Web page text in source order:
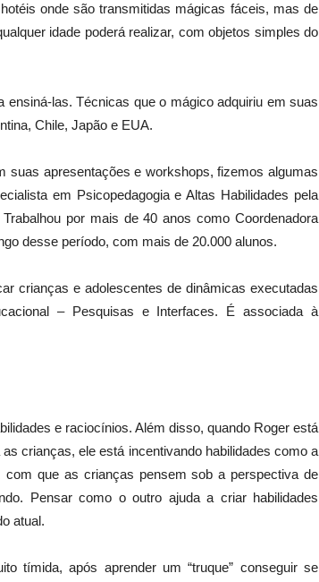
onde são transmitidas mágicas fáceis, mas de
idade poderá realizar, com objetos simples do
las. Técnicas que o mágico adquiriu em suas
Chile, Japão e EUA.
suas apresentações e workshops, fizemos algumas
em Psicopedagogia e Altas Habilidades pela
por mais de 40 anos como Coordenadora
desse período, com mais de 20.000 alunos.
crianças e adolescentes de dinâmicas executadas
– Pesquisas e Interfaces. É associada à
e raciocínios. Além disso, quando Roger está
crianças, ele está incentivando habilidades como a
que as crianças pensem sob a perspectiva de
Pensar como o outro ajuda a criar habilidades
atual.
tímida, após aprender um “truque” conseguir se